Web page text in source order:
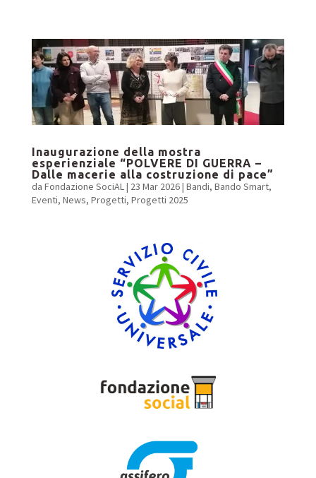
Inaugurazione della mostra
esperienziale “POLVERE DI GUERRA –
Dalle macerie alla costruzione di pace”
da Fondazione SociAL| 23 Mar 2026| Bandi, Bando Smart,
Eventi, News, Progetti, Progetti 2025